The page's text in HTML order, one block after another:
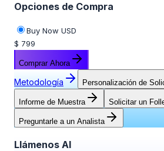
Opciones de Compra
Buy Now USD
$ 799
Comprar Ahora
Metodología Personalización de
Informe de Muestra Solicitar un
Preguntarle a un Analista
Llámenos Al